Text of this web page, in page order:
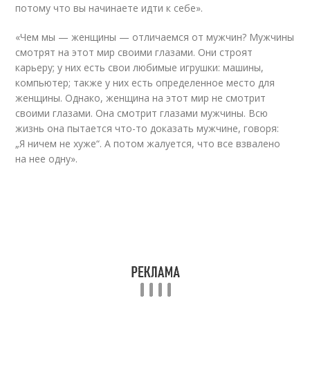
потому что вы начинаете идти к себе».
«Чем мы — женщины — отличаемся от мужчин? Мужчины
смотрят на этот мир своими глазами. Они строят
карьеру; у них есть свои любимые игрушки: машины,
компьютер; также у них есть определенное место для
женщины. Однако, женщина на этот мир не смотрит
своими глазами. Она смотрит глазами мужчины. Всю
жизнь она пытается что-то доказать мужчине, говоря:
„Я ничем не хуже“. А потом жалуется, что все взвалено
на нее одну».